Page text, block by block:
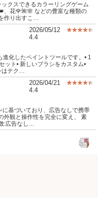
クスできるカラーリングゲーム
、花🌹🌺🌸 などの豊富な種類の
作り出すこ…
2026/05/12
4.4
化したペイントツールです。• 1
ット• 新しいブラシをカスタム•
はテク…
2026/04/21
4.4
基づいており、広告なしで携帯
外観と操作性を完全に変え、 素
:広告なし…